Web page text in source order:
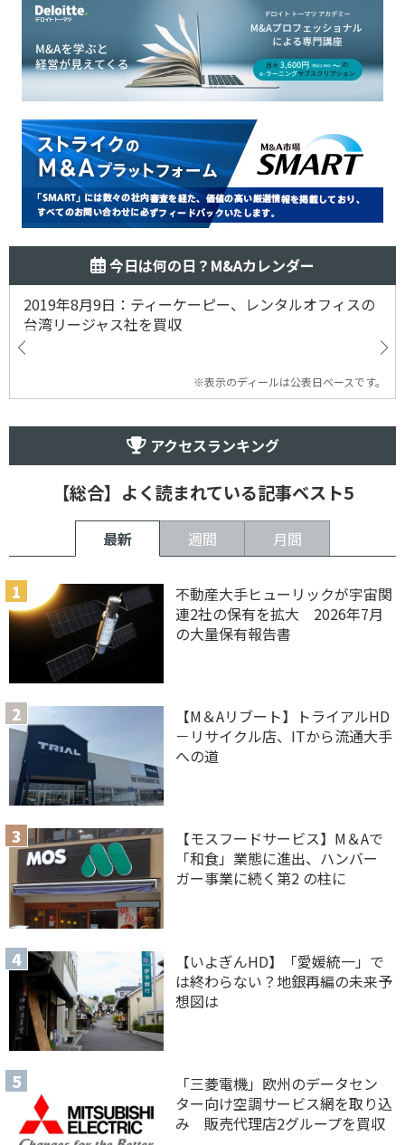
今日は何の日？M&Aカレンダー
2019年8月9日：ティーケーピー、レンタルオフィスの
台湾リージャス社を買収
※表示のディールは公表日ベースです。
アクセスランキング
【総合】よく読まれている記事ベスト5
最新 週間 月間
不動産大手ヒューリックが宇宙関
連2社の保有を拡大 2026年7月
の大量保有報告書
【M＆Aリブート】トライアルHD
－リサイクル店、ITから流通大手
への道
【モスフードサービス】M＆Aで
「和食」業態に進出、ハンバー
ガー事業に続く第2 の柱に
【いよぎんHD】「愛媛統一」で
は終わらない？地銀再編の未来予
想図は
「三菱電機」欧州のデータセン
ター向け空調サービス網を取り込
み 販売代理店2グループを買収